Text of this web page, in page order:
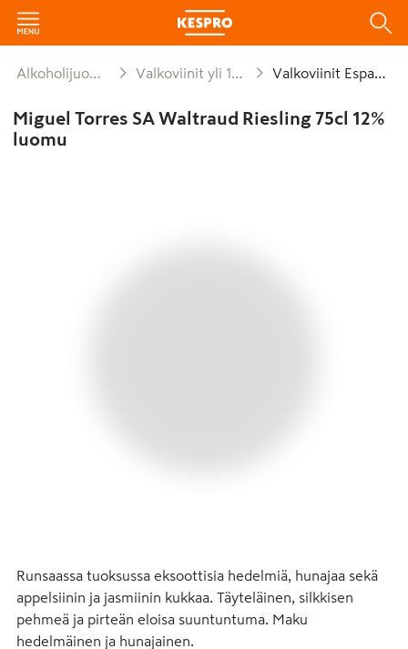
Alkoholijuomat Valkoviinit yli 1,2% Valkoviinit Espanja
Miguel Torres SA Waltraud Riesling 75cl 12%
luomu
Runsaassa tuoksussa eksoottisia hedelmiä, hunajaa sekä
appelsiinin ja jasmiinin kukkaa. Täyteläinen, silkkisen
pehmeä ja pirteän eloisa suuntuntuma. Maku
hedelmäinen ja hunajainen.